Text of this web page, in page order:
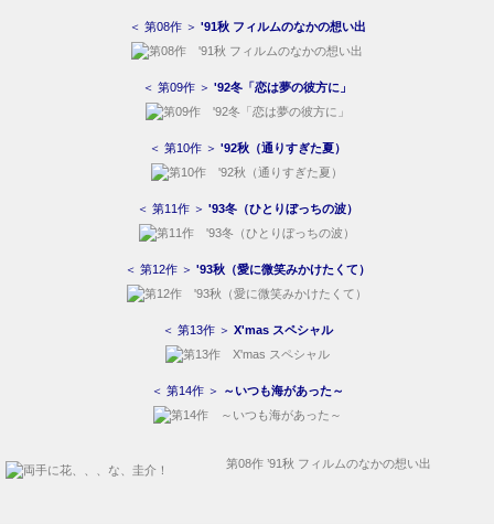
＜ 第08作 ＞ '91秋 フィルムのなかの想い出
＜ 第09作 ＞ '92冬「恋は夢の彼方に」
＜ 第10作 ＞ '92秋（通りすぎた夏）
＜ 第11作 ＞ '93冬（ひとりぼっちの波）
＜ 第12作 ＞ '93秋（愛に微笑みかけたくて）
＜ 第13作 ＞ X'mas スペシャル
＜ 第14作 ＞ ～いつも海があった～
第08作 ’91秋 フィルムのなかの想い出